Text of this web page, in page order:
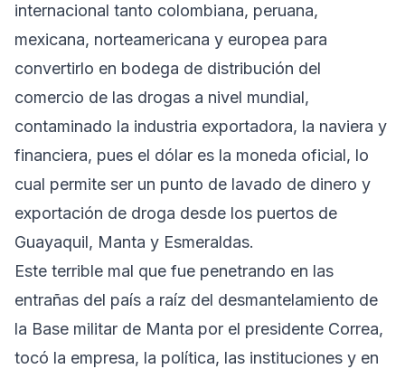
internacional tanto colombiana, peruana,
mexicana, norteamericana y europea para
convertirlo en bodega de distribución del
comercio de las drogas a nivel mundial,
contaminado la industria exportadora, la naviera y
financiera, pues el dólar es la moneda oficial, lo
cual permite ser un punto de lavado de dinero y
exportación de droga desde los puertos de
Guayaquil, Manta y Esmeraldas.
Este terrible mal que fue penetrando en las
entrañas del país a raíz del desmantelamiento de
la Base militar de Manta por el presidente Correa,
tocó la empresa, la política, las instituciones y en